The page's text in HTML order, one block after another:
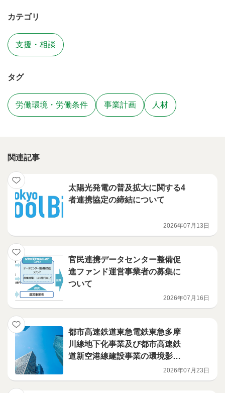
カテゴリ
支援・相談
タグ
労働環境・労働条件 事業計画 人材
関連記事
太陽光発電の普及拡大に関する4
者連携協定の締結について
2026年07月13日
官民連携データセンター整備促
進ファンド運営事業者の募集に
ついて
2026年07月16日
都市高速鉄道東急電鉄東急多摩
川線地下化事業及び都市高速鉄
道新空港線建設事業の環境影響
評価調査計画書を提出しました2026年07月23日